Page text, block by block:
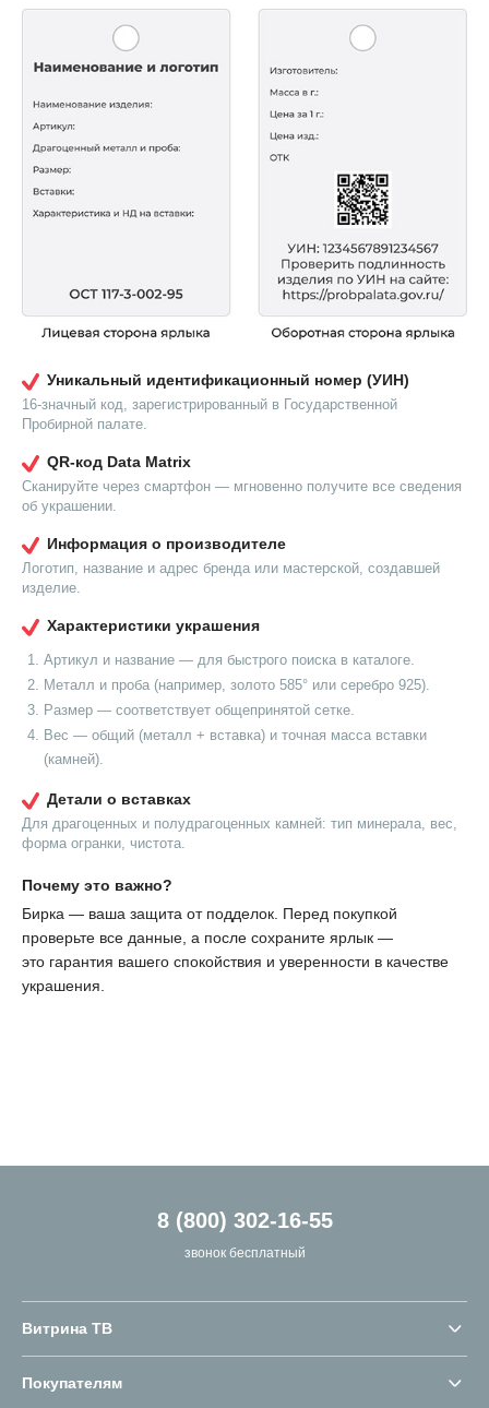
Уникальный идентификационный номер (УИН)
16-значный код, зарегистрированный в Государственной
Пробирной палате.
QR-код Data Matrix
Сканируйте через смартфон — мгновенно получите все сведения
об украшении.
Информация о производителе
Логотип, название и адрес бренда или мастерской, создавшей
изделие.
Характеристики украшения
Артикул и название — для быстрого поиска в каталоге.
Металл и проба (например, золото 585° или серебро 925).
Размер — соответствует общепринятой сетке.
Вес — общий (металл + вставка) и точная масса вставки
(камней).
Детали о вставках
Для драгоценных и полудрагоценных камней: тип минерала, вес,
форма огранки, чистота.
Почему это важно?
Бирка — ваша защита от подделок. Перед покупкой
проверьте все данные, а после сохраните ярлык —
это гарантия вашего спокойствия и уверенности в качестве
украшения.
8 (800) 302-16-55
звонок бесплатный
Витрина ТВ
Покупателям